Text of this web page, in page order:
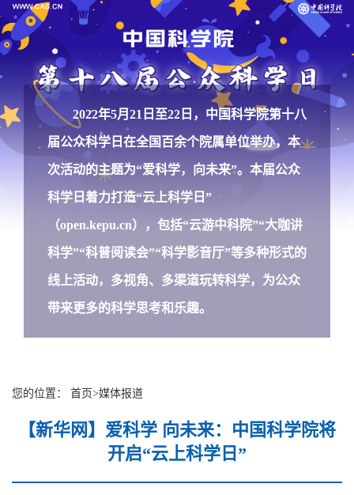
2022年5月21日至22日，中国科学院第十八
届公众科学日在全国百余个院属单位举办，本
次活动的主题为“爱科学，向未来”。本届公众
科学日着力打造“云上科学日”
（open.kepu.cn），包括“云游中科院”“大咖讲
科学”“科普阅读会”“科学影音厅”等多种形式的
线上活动，多视角、多渠道玩转科学，为公众
带来更多的科学思考和乐趣。
您的位置： 首页>媒体报道
【新华网】爱科学 向未来：中国科学院将
开启“云上科学日”